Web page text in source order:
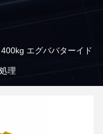
400kg エグババターイド
理